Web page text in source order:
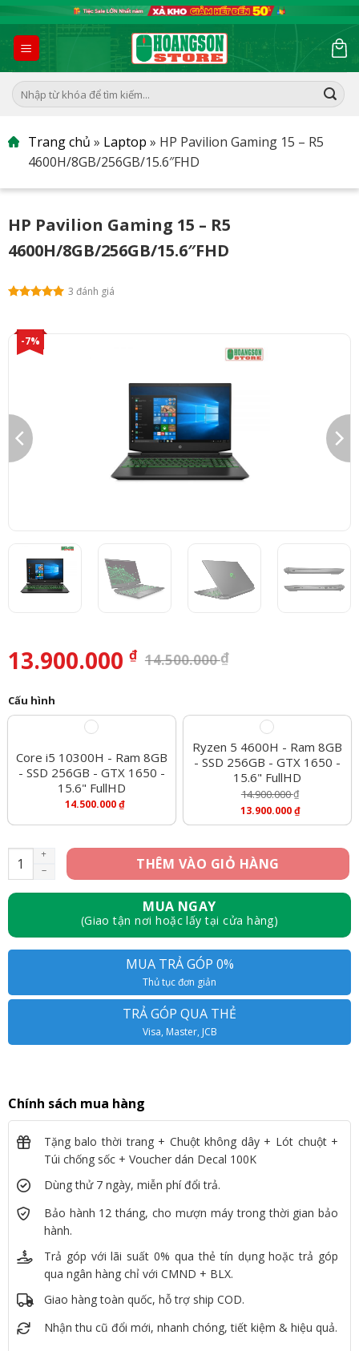
to
content
Tìm
kiếm:
Trang chủ » Laptop » HP Pavilion Gaming 15 – R5
4600H/8GB/256GB/15.6″FHD
HP Pavilion Gaming 15 – R5
4600H/8GB/256GB/15.6″FHD
3 đánh giá
-7%
13.900.000 ₫ 14.500.000₫
Cấu hình
Core i5 10300H - Ram 8GB
- SSD 256GB - GTX 1650 -
15.6" FullHD
14.500.000₫
Ryzen 5 4600H - Ram 8GB
- SSD 256GB - GTX 1650 -
15.6" FullHD
14.900.000₫
Gốc
14.900.000 ₫.
13.900.000₫
Giá
Tại
Là:
HP Pavilion Gaming 15 – R5 4600H/8GB/256GB/15.6"FHD số
THÊM VÀO GIỎ HÀNG
MUA NGAY
(Giao tận nơi hoặc lấy tại cửa hàng)
MUA TRẢ GÓP 0%
Thủ tục đơn giản
TRẢ GÓP QUA THẺ
Visa, Master, JCB
Chính sách mua hàng
Tặng balo thời trang + Chuột không dây + Lót chuột +
Túi chống sốc + Voucher dán Decal 100K
Dùng thử 7 ngày, miễn phí đổi trả.
Bảo hành 12 tháng, cho mượn máy trong thời gian bảo
hành.
Trả góp với lãi suất 0% qua thẻ tín dụng hoặc trả góp
qua ngân hàng chỉ với CMND + BLX.
Giao hàng toàn quốc, hỗ trợ ship COD.
Nhận thu cũ đổi mới, nhanh chóng, tiết kiệm & hiệu quả.